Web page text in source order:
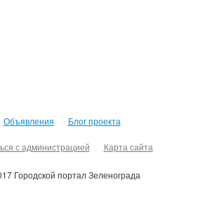
Объявления Блог проекта
с администрацией Карта сайта
Городской портал Зеленограда